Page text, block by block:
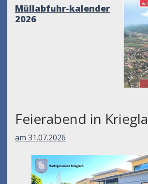
Müllabfuhr-kalender
2026
Feierabend in
am 31.07.2026